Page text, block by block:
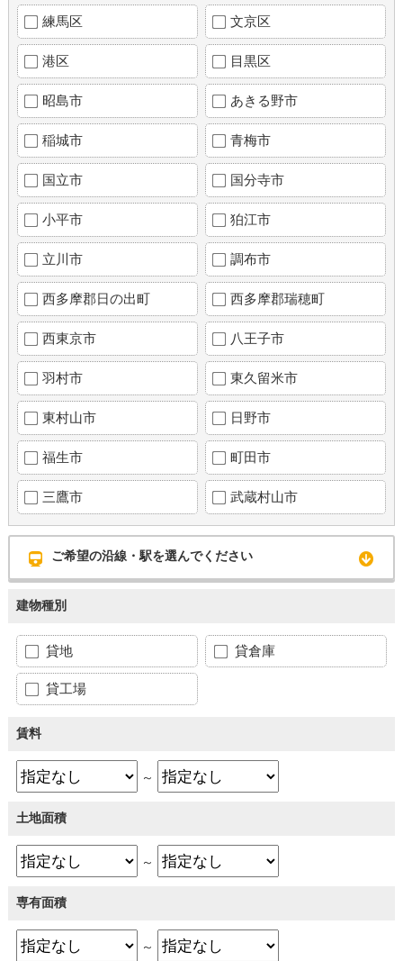
練馬区 文京区
港区 目黒区
昭島市 あきる野市
稲城市 青梅市
国立市 国分寺市
小平市 狛江市
立川市 調布市
西多摩郡日の出町 西多摩郡瑞穂町
西東京市 八王子市
羽村市 東久留米市
東村山市 日野市
福生市 町田市
三鷹市 武蔵村山市
ご希望の沿線・駅を選んでください
建物種別
貸地 貸倉庫
貸工場
賃料
～
土地面積
～
専有面積
～